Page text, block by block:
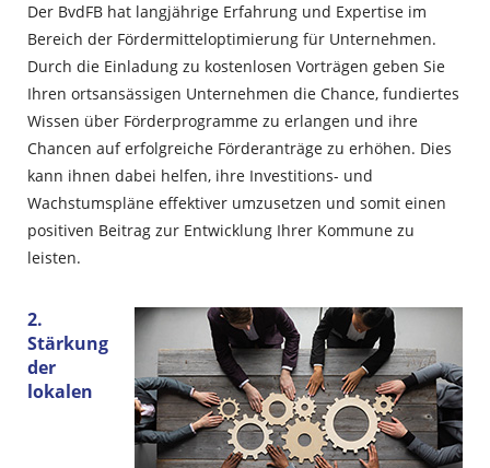
Der BvdFB hat langjährige Erfahrung und Expertise im
Bereich der Fördermitteloptimierung für Unternehmen.
Durch die Einladung zu kostenlosen Vorträgen geben Sie
Ihren ortsansässigen Unternehmen die Chance, fundiertes
Wissen über Förderprogramme zu erlangen und ihre
Chancen auf erfolgreiche Förderanträge zu erhöhen. Dies
kann ihnen dabei helfen, ihre Investitions- und
Wachstumspläne effektiver umzusetzen und somit einen
positiven Beitrag zur Entwicklung Ihrer Kommune zu
leisten.
2.
Stärkung
der
lokalen